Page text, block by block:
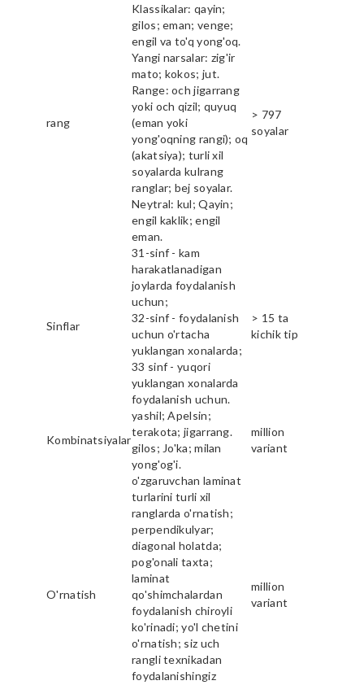
rang
Klassikalar: qayin;
gilos; eman; venge;
engil va to'q yong'oq.
Yangi narsalar: zig'ir
mato; kokos; jut.
Range: och jigarrang
yoki och qizil; quyuq
(eman yoki
yong'oqning rangi); oq
(akatsiya); turli xil
soyalarda kulrang
ranglar; bej soyalar.
Neytral: kul; Qayin;
engil kaklik; engil
eman.
> 797
soyalar
Sinflar
31-sinf - kam
harakatlanadigan
joylarda foydalanish
uchun;
32-sinf - foydalanish
uchun o'rtacha
yuklangan xonalarda;
33 sinf - yuqori
yuklangan xonalarda
foydalanish uchun.
> 15 ta
kichik tip
Kombinatsiyalar
yashil; Apelsin;
terakota; jigarrang.
gilos; Jo'ka; milan
yong'og'i.
million
variant
O'rnatish
o'zgaruvchan laminat
turlarini turli xil
ranglarda o'rnatish;
perpendikulyar;
diagonal holatda;
pog'onali taxta;
laminat
qo'shimchalardan
foydalanish chiroyli
ko'rinadi; yo'l chetini
o'rnatish; siz uch
rangli texnikadan
foydalanishingiz
million
variant